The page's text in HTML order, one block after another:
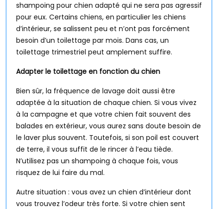
shampoing pour chien adapté qui ne sera pas agressif
pour eux. Certains chiens, en particulier les chiens
d’intérieur, se salissent peu et n’ont pas forcément
besoin d’un toilettage par mois. Dans cas, un
toilettage trimestriel peut amplement suffire.
Adapter le toilettage en fonction du chien
Bien sûr, la fréquence de lavage doit aussi être
adaptée à la situation de chaque chien. Si vous vivez
à la campagne et que votre chien fait souvent des
balades en extérieur, vous aurez sans doute besoin de
le laver plus souvent. Toutefois, si son poil est couvert
de terre, il vous suffit de le rincer à l’eau tiède.
N’utilisez pas un shampoing à chaque fois, vous
risquez de lui faire du mal.
Autre situation : vous avez un chien d’intérieur dont
vous trouvez l’odeur très forte. Si votre chien sent